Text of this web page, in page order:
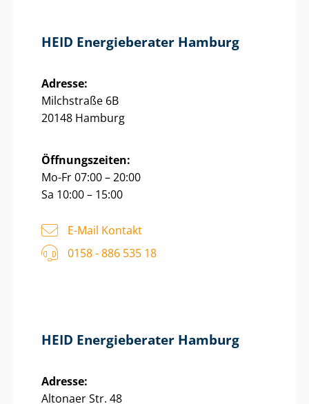
HEID Energieberater Hamburg
Adresse:
Milchstraße 6B
20148 Hamburg
Öffnungszeiten:
Mo-Fr 07:00 – 20:00
Sa 10:00 – 15:00
E-Mail Kontakt
0158 - 886 535 18
HEID Energieberater Hamburg
Adresse:
Altonaer Str. 48